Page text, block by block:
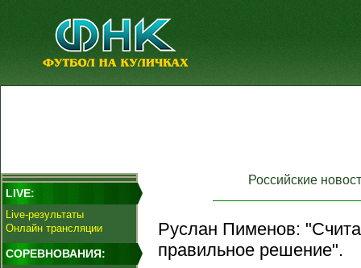
LIVE:
Live-результаты
Онлайн трансляции
СОРЕВНОВАНИЯ:
Российские
Руслан Пименов:
правильное решение".